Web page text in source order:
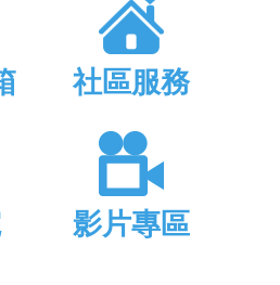
社區服務
影片專區